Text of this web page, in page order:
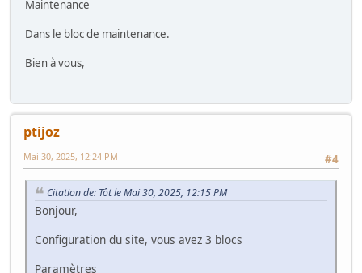
Maintenance
Dans le bloc de maintenance.
Bien à vous,
ptijoz
#4
Mai 30, 2025, 12:24 PM
Citation de: Tôt le Mai 30, 2025, 12:15 PM
Bonjour,
Configuration du site, vous avez 3 blocs
Paramètres